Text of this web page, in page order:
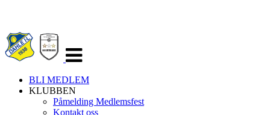
navigasjon
BLI MEDLEM
KLUBBEN
Påmelding Medlemsfest
Kontakt oss